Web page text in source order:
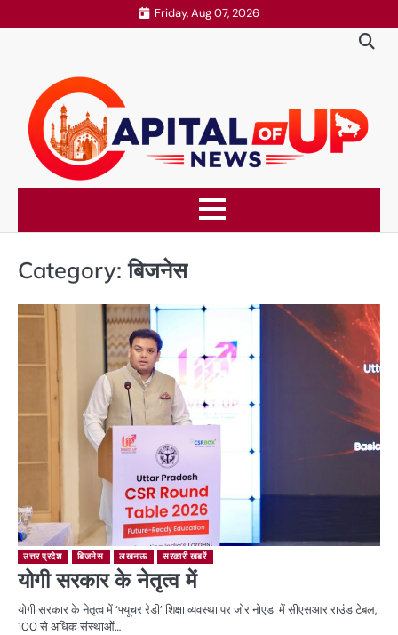
to
Friday, Aug 07, 2026
Category:बिजनेस
उत्तर प्रदेश बिजनेस लखनऊ सरकारी खबरें
योगी सरकार के नेतृत्व में
योगी सरकार के नेतृत्व में ‘फ्यूचर रेडी’ शिक्षा व्यवस्था पर जोर नोएडा में सीएसआर राउंड टेबल,
100 से अधिक संस्थाओं…